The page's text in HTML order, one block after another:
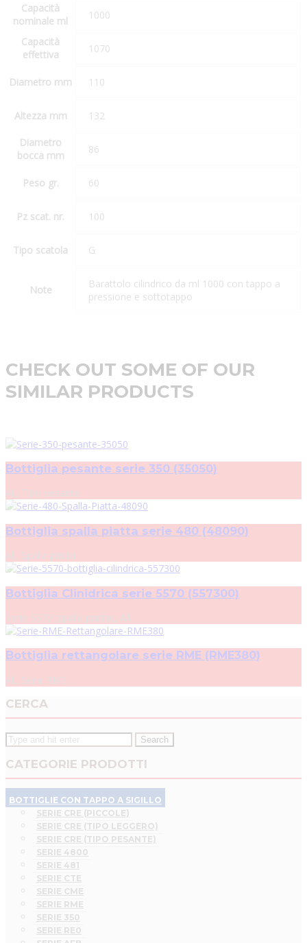
Capacità
nominale ml
1000
Capacità
effettiva
1070
Diametro mm 110
Altezza mm 132
Diametro
bocca mm
86
Peso gr. 60
Pz scat. nr. 100
Tipo scatola G
Note
Barattolo cilindrico da ml 1000 con tappo a
pressione e sottotappo
CHECK OUT SOME OF OUR
SIMILAR PRODUCTS
Bottiglia pesante serie 350 (35050)
All, Tipo pesante
Bottiglia spalla piatta serie 480 (48090)
All, Spalla piatta
Bottiglia Clinidrica serie 5570 (557300)
Serie 5570 (spalla piatta), All
Bottiglia rettangolare serie RME (RME380)
All, Serie RME
CERCA
CATEGORIE PRODOTTI
BOTTIGLIE CON TAPPO A SIGILLO
SERIE CRE (PICCOLE)
SERIE CRE (TIPO LEGGERO)
SERIE CRE (TIPO PESANTE)
SERIE 4800
SERIE 481
SERIE CTE
SERIE CME
SERIE RME
SERIE 350
SERIE RE0